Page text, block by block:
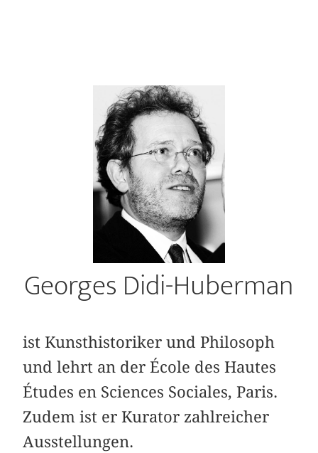
Georges Didi-Huberman
ist Kunsthistoriker und Philosoph
und lehrt an der École des Hautes
Études en Sciences Sociales, Paris.
Zudem ist er Kurator zahlreicher
Ausstellungen.